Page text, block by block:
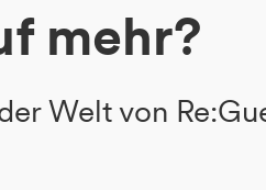
mehr?
Welt von